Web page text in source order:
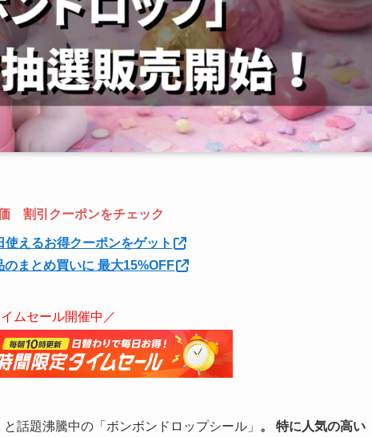
割引クーポンをチェック
使えるお得クーポンをゲット
のまとめ買いに 最大15%OFF
ムセール開催中／
話題沸騰中の「ボンボンドロップシール」 。 特に人気の高い